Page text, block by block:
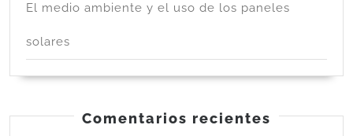
El medio ambiente y el uso de los paneles
solares
Comentarios recientes